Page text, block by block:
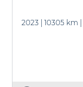
2023 10305 km